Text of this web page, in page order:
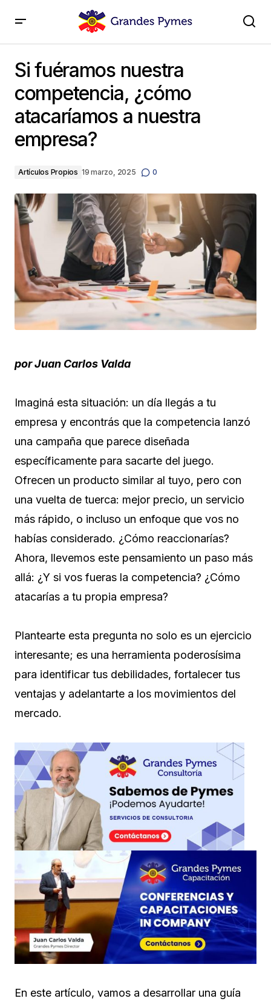
atacaríamos a nuestra empresa?
Si fuéramos nuestra
competencia, ¿cómo
atacaríamos a nuestra
empresa?
Artículos Propios 19 marzo, 2025 0
por Juan Carlos Valda
Imaginá esta situación: un día llegás a tu
empresa y encontrás que la competencia lanzó
una campaña que parece diseñada
específicamente para sacarte del juego.
Ofrecen un producto similar al tuyo, pero con
una vuelta de tuerca: mejor precio, un servicio
más rápido, o incluso un enfoque que vos no
habías considerado. ¿Cómo reaccionarías?
Ahora, llevemos este pensamiento un paso más
allá: ¿Y si vos fueras la competencia? ¿Cómo
atacarías a tu propia empresa?
Plantearte esta pregunta no solo es un ejercicio
interesante; es una herramienta poderosísima
para identificar tus debilidades, fortalecer tus
ventajas y adelantarte a los movimientos del
mercado.
En este artículo, vamos a desarrollar una guía